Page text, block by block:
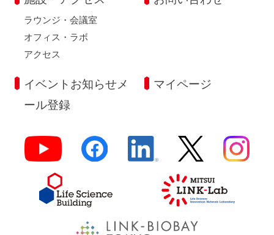
ラウンジ・会議室
オフィス・ラボ
アクセス
イベントお知らせメ
ール登録
マイページ